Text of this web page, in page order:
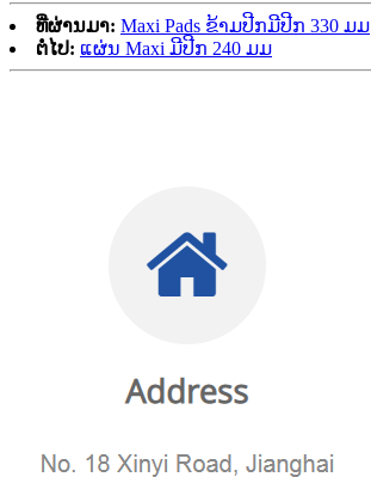
ທີ່ຜ່ານມາ: Maxi Pads ຂ້າມປີກມີປີກ 330 ມມ
ຕໍ່ໄປ: ແຜ່ນ Maxi ມີປີກ 240 ມມ